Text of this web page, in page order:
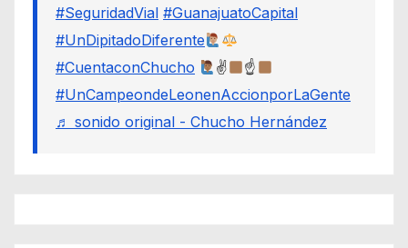
#SeguridadVial #GuanajuatoCapital
#UnDipitadoDiferente
#CuentaconChucho
✌
☝
#UnCampeondeLeonenAccionporLaGente
♬ sonido original - Chucho Hernández